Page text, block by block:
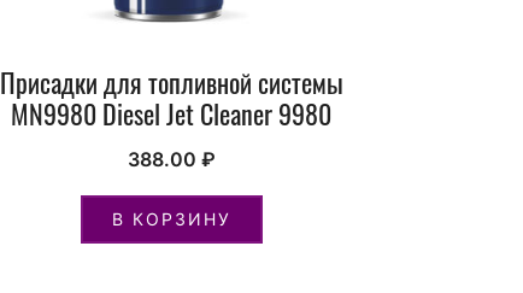
Присадки для топливной системы
MN9980 Diesel Jet Cleaner 9980
388.00 ₽
В КОРЗИНУ